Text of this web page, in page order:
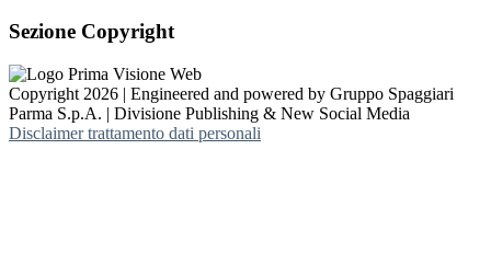
Sezione Copyright
Copyright 2026 | Engineered and powered by Gruppo Spaggiari
Parma S.p.A. | Divisione Publishing & New Social Media
Disclaimer trattamento dati personali